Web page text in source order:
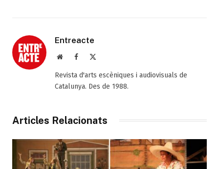
Entreacte
Web Facebook
Revista d'arts escèniques i audiovisuals de
Catalunya. Des de 1988.
Articles Relacionats